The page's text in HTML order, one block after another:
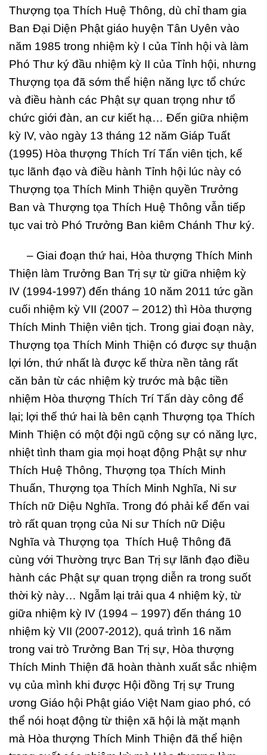
Thượng tọa Thích Huệ Thông, dù chỉ tham gia
Ban Đại Diện Phật giáo huyện Tân Uyên vào
năm 1985 trong nhiệm kỳ I của Tỉnh hội và làm
Phó Thư ký đầu nhiệm kỳ II của Tỉnh hội, nhưng
Thượng tọa đã sớm thể hiện năng lực tổ chức
và điều hành các Phật sự quan trọng như tổ
chức giới đàn, an cư kiết hạ… Đến giữa nhiệm
kỳ IV, vào ngày 13 tháng 12 năm Giáp Tuất
(1995) Hòa thượng Thích Trí Tấn viên tịch, kế
tục lãnh đạo và điều hành Tỉnh hội lúc này có
Thượng tọa Thích Minh Thiện quyền Trưởng
Ban và Thượng tọa Thích Huệ Thông vẫn tiếp
tục vai trò Phó Trưởng Ban kiêm Chánh Thư ký.
– Giai đoạn thứ hai, Hòa thượng Thích Minh
Thiện làm Trưởng Ban Trị sự từ giữa nhiệm kỳ
IV (1994-1997) đến tháng 10 năm 2011 tức gần
cuối nhiệm kỳ VII (2007 – 2012) thì Hòa thượng
Thích Minh Thiện viên tịch. Trong giai đoạn này,
Thượng tọa Thích Minh Thiện có được sự thuận
lợi lớn, thứ nhất là được kế thừa nền tảng rất
căn bản từ các nhiệm kỳ trước mà bậc tiền
nhiệm Hòa thượng Thích Trí Tấn dày công để
lại; lợi thế thứ hai là bên cạnh Thượng tọa Thích
Minh Thiện có một đội ngũ cộng sự có năng lực,
nhiệt tình tham gia mọi hoạt động Phật sự như
Thích Huệ Thông, Thượng tọa Thích Minh
Thuấn, Thượng tọa Thích Minh Nghĩa, Ni sư
Thích nữ Diệu Nghĩa. Trong đó phải kể đến vai
trò rất quan trọng của Ni sư Thích nữ Diệu
Nghĩa và Thượng tọa Thích Huệ Thông đã
cùng với Thường trực Ban Trị sự lãnh đạo điều
hành các Phật sự quan trọng diễn ra trong suốt
thời kỳ này… Ngẫm lại trải qua 4 nhiệm kỳ, từ
giữa nhiệm kỳ IV (1994 – 1997) đến tháng 10
nhiệm kỳ VII (2007-2012), quá trình 16 năm
trong vai trò Trưởng Ban Trị sự, Hòa thượng
Thích Minh Thiện đã hoàn thành xuất sắc nhiệm
vụ của mình khi được Hội đồng Trị sự Trung
ương Giáo hội Phật giáo Việt Nam giao phó, có
thể nói hoạt động từ thiện xã hội là mặt mạnh
mà Hòa thượng Thích Minh Thiện đã thể hiện